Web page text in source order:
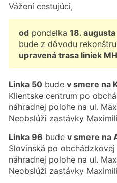
Vážení cestujúci,
od pondelka 18.
bude z dôvodu
upravená trasa liniek
Linka 50 bude v smere na
Klientske centrum po
náhradnej polohe na ul.
Neobslúži zastávky
Linka 96 bude v smere na
Slovinská po
náhradnej polohe na ul.
Neobslúži zastávky